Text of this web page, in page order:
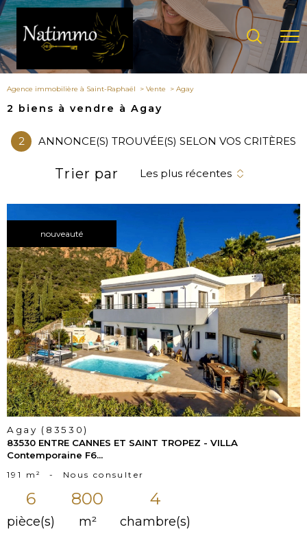
Agence immobilière à Saint-Raphaël Vente Agay
2 biens à vendre à Agay
2 ANNONCE(S) TROUVÉE(S) SELON VOS CRITÈRES
Trier par Les plus récentes
nouveauté
voir le
bien
Agay (83530)
83530 ENTRE CANNES ET SAINT TROPEZ - VILLA
Contemporaine F6...
191 m² - Nous consulter
6
pièce(s)
800
m²
4
chambre(s)